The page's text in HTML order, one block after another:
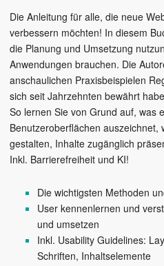
Die Anleitung für alle, die neue
verbessern möchten! In diesem
die Planung und Umsetzung
Anwendungen brauchen. Die
anschaulichen Praxisbeispielen
sich seit Jahrzehnten bewährt
So lernen Sie von Grund auf, was
Benutzeroberflächen
gestalten, Inhalte zugänglich
Inkl. Barrierefreiheit und KI!
Die wichtigsten Methoden
User kennenlernen und
und umsetzen
Inkl. Usability Guidelines:
Schriften, Inhaltselemente